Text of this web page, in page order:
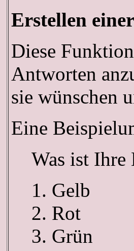
Erstellen
Diese
Antworten
sie wünschen
Eine
Was ist Ihre
Gelb
Rot
Grün